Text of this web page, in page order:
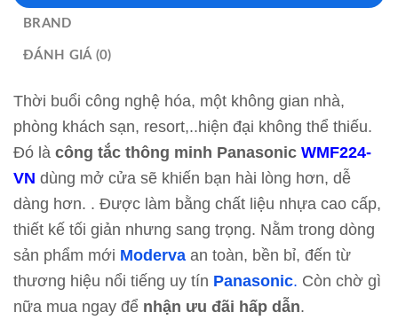
BRAND
ĐÁNH GIÁ (0)
Thời buổi công nghệ hóa, một không gian nhà,
phòng khách sạn, resort,..hiện đại không thể thiếu.
Đó là công tắc thông minh Panasonic WMF224-
VN dùng mở cửa sẽ khiến bạn hài lòng hơn, dễ
dàng hơn. . Được làm bằng chất liệu nhựa cao cấp,
thiết kế tối giản nhưng sang trọng. Nằm trong dòng
sản phẩm mới Moderva an toàn, bền bỉ, đến từ
thương hiệu nổi tiếng uy tín Panasonic. Còn chờ gì
nữa mua ngay để nhận ưu đãi hấp dẫn.